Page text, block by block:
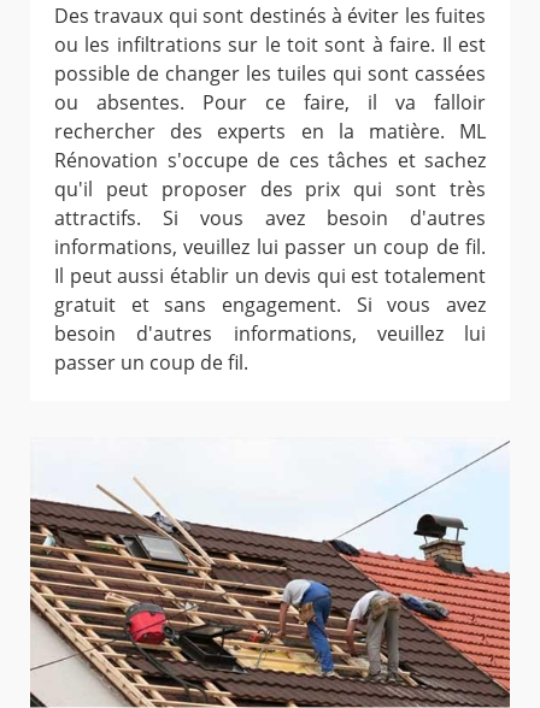
Des travaux qui sont destinés à éviter les fuites
ou les infiltrations sur le toit sont à faire. Il est
possible de changer les tuiles qui sont cassées
ou absentes. Pour ce faire, il va falloir
rechercher des experts en la matière. ML
Rénovation s'occupe de ces tâches et sachez
qu'il peut proposer des prix qui sont très
attractifs. Si vous avez besoin d'autres
informations, veuillez lui passer un coup de fil.
Il peut aussi établir un devis qui est totalement
gratuit et sans engagement. Si vous avez
besoin d'autres informations, veuillez lui
passer un coup de fil.